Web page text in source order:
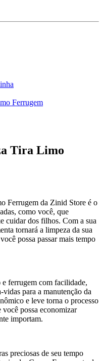
Ferrugem
Tira Limo
Ferrugem da Zinid Store é o
como você, que
cuidar dos filhos. Com a sua
tornará a limpeza da sua
possa passar mais tempo
ferrugem com facilidade,
para a manutenção da
e leve torna o processo
possa economizar
importam.
preciosas de seu tempo